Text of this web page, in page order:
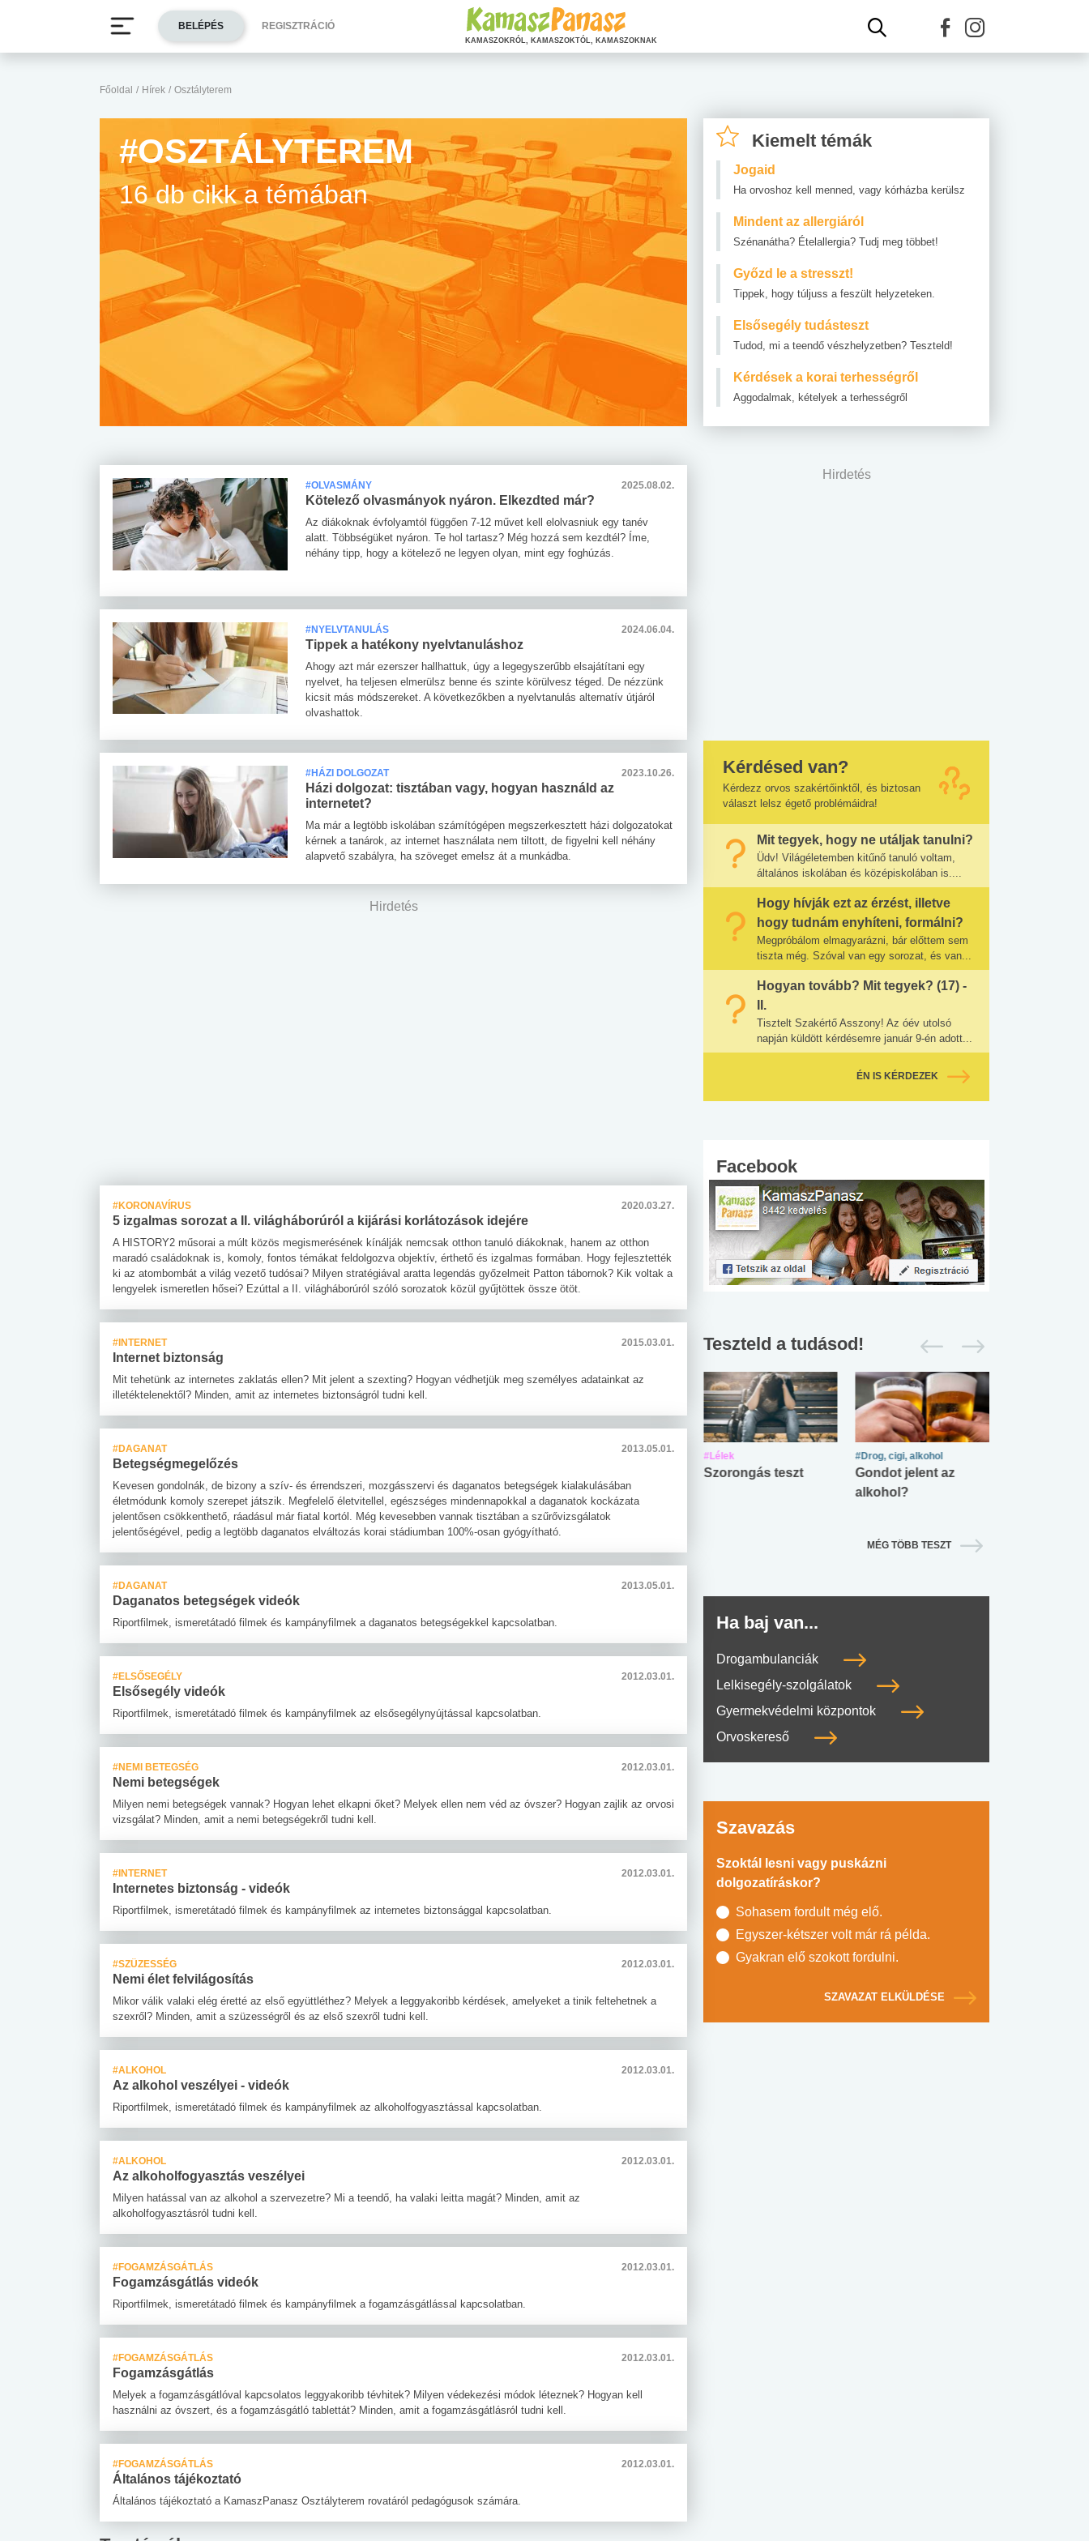
Főoldal / Hírek / Osztályterem
#OSZTÁLYTEREM
16 db cikk a témában
#OLVASMÁNY 2025.08.02.
Kötelező olvasmányok nyáron. Elkezdted már?
Az diákoknak évfolyamtól függően 7-12 művet kell elolvasniuk egy tanév
alatt. Többségüket nyáron. Te hol tartasz? Még hozzá sem kezdtél? Íme,
néhány tipp, hogy a kötelező ne legyen olyan, mint egy foghúzás.
#NYELVTANULÁS 2024.06.04.
Tippek a hatékony nyelvtanuláshoz
Ahogy azt már ezerszer hallhattuk, úgy a legegyszerűbb elsajátítani egy
nyelvet, ha teljesen elmerülsz benne és szinte körülvesz téged. De nézzünk
kicsit más módszereket. A következőkben a nyelvtanulás alternatív útjáról
olvashattok.
#HÁZI DOLGOZAT 2023.10.26.
Házi dolgozat: tisztában vagy, hogyan használd az
internetet?
Ma már a legtöbb iskolában számítógépen megszerkesztett házi dolgozatokat
kérnek a tanárok, az internet használata nem tiltott, de figyelni kell néhány
alapvető szabályra, ha szöveget emelsz át a munkádba.
Hirdetés
#KORONAVÍRUS 2020.03.27.
5 izgalmas sorozat a II. világháborúról a kijárási korlátozások idejére
A HISTORY2 műsorai a múlt közös megismerésének kínálják nemcsak otthon tanuló diákoknak, hanem az otthon
maradó családoknak is, komoly, fontos témákat feldolgozva objektív, érthető és izgalmas formában. Hogy fejlesztették
ki az atombombát a világ vezető tudósai? Milyen stratégiával aratta legendás győzelmeit Patton tábornok? Kik voltak a
lengyelek ismeretlen hősei? Ezúttal a II. világháborúról szóló sorozatok közül gyűjtöttek össze ötöt.
#INTERNET 2015.03.01.
Internet biztonság
Mit tehetünk az internetes zaklatás ellen? Mit jelent a szexting? Hogyan védhetjük meg személyes adatainkat az
illetéktelenektől? Minden, amit az internetes biztonságról tudni kell.
#DAGANAT 2013.05.01.
Betegségmegelőzés
Kevesen gondolnák, de bizony a szív- és érrendszeri, mozgásszervi és daganatos betegségek kialakulásában
életmódunk komoly szerepet játszik. Megfelelő életvitellel, egészséges mindennapokkal a daganatok kockázata
jelentősen csökkenthető, ráadásul már fiatal kortól. Még kevesebben vannak tisztában a szűrővizsgálatok
jelentőségével, pedig a legtöbb daganatos elváltozás korai stádiumban 100%-osan gyógyítható.
#DAGANAT 2013.05.01.
Daganatos betegségek videók
Riportfilmek, ismeretátadó filmek és kampányfilmek a daganatos betegségekkel kapcsolatban.
#ELSŐSEGÉLY 2012.03.01.
Elsősegély videók
Riportfilmek, ismeretátadó filmek és kampányfilmek az elsősegélynyújtással kapcsolatban.
#NEMI BETEGSÉG 2012.03.01.
Nemi betegségek
Milyen nemi betegségek vannak? Hogyan lehet elkapni őket? Melyek ellen nem véd az óvszer? Hogyan zajlik az orvosi
vizsgálat? Minden, amit a nemi betegségekről tudni kell.
#INTERNET 2012.03.01.
Internetes biztonság - videók
Riportfilmek, ismeretátadó filmek és kampányfilmek az internetes biztonsággal kapcsolatban.
#SZÜZESSÉG 2012.03.01.
Nemi élet felvilágosítás
Mikor válik valaki elég éretté az első együttléthez? Melyek a leggyakoribb kérdések, amelyeket a tinik feltehetnek a
szexről? Minden, amit a szüzességről és az első szexről tudni kell.
#ALKOHOL 2012.03.01.
Az alkohol veszélyei - videók
Riportfilmek, ismeretátadó filmek és kampányfilmek az alkoholfogyasztással kapcsolatban.
#ALKOHOL 2012.03.01.
Az alkoholfogyasztás veszélyei
Milyen hatással van az alkohol a szervezetre? Mi a teendő, ha valaki leitta magát? Minden, amit az
alkoholfogyasztásról tudni kell.
#FOGAMZÁSGÁTLÁS 2012.03.01.
Fogamzásgátlás videók
Riportfilmek, ismeretátadó filmek és kampányfilmek a fogamzásgátlással kapcsolatban.
#FOGAMZÁSGÁTLÁS 2012.03.01.
Fogamzásgátlás
Melyek a fogamzásgátlóval kapcsolatos leggyakoribb tévhitek? Milyen védekezési módok léteznek? Hogyan kell
használni az óvszert, és a fogamzásgátló tablettát? Minden, amit a fogamzásgátlásról tudni kell.
#FOGAMZÁSGÁTLÁS 2012.03.01.
Általános tájékoztató
Általános tájékoztató a KamaszPanasz Osztályterem rovatáról pedagógusok számára.
Kiemelt témák
Jogaid
Ha orvoshoz kell menned, vagy kórházba kerülsz
Mindent az allergiáról
Szénanátha? Ételallergia? Tudj meg többet!
Győzd le a stresszt!
Tippek, hogy túljuss a feszült helyzeteken.
Elsősegély tudásteszt
Tudod, mi a teendő vészhelyzetben? Teszteld!
Kérdések a korai terhességről
Aggodalmak, kételyek a terhességről
Hirdetés
Kérdésed van?
Kérdezz orvos szakértőinktől, és biztosan
választ lelsz égető problémáidra!
Mit tegyek, hogy ne utáljak tanulni?
Üdv! Világéletemben kitűnő tanuló voltam,
általános iskolában és középiskolában is....
Hogy hívják ezt az érzést, illetve
hogy tudnám enyhíteni, formálni?
Megpróbálom elmagyarázni, bár előttem sem
tiszta még. Szóval van egy sorozat, és van...
Hogyan tovább? Mit tegyek? (17) -
II.
Tisztelt Szakértő Asszony! Az óév utolsó
napján küldött kérdésemre január 9-én adott...
ÉN IS KÉRDEZEK
Facebook
Teszteld a tudásod!
#Zöldövezet
Mekkora az ökológiai
lábnyomod?
tudásteszt
nyelvvizsga teszt -
No.42
teszt
#Lélek
Szorongás teszt
#Drog, cigi, alkohol
Gondot jelent az
alkohol?
MÉG TÖBB TESZT
Ha baj van...
Drogambulanciák
Lelkisegély-szolgálatok
Gyermekvédelmi központok
Orvoskereső
Szavazás
Szoktál lesni vagy puskázni
dolgozatíráskor?
Sohasem fordult még elő.
Egyszer-kétszer volt már rá példa.
Gyakran elő szokott fordulni.
SZAVAZAT ELKÜLDÉSE
BELÉPÉS REGISZTRÁCIÓ
KAMASZOKRÓL, KAMASZOKTÓL, KAMASZOKNAK